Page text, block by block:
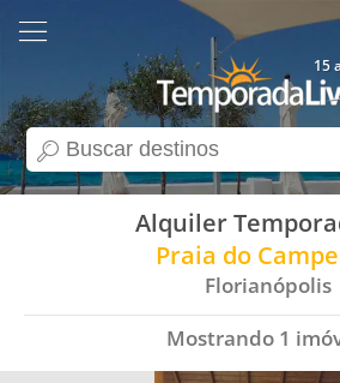
search
15
Alquiler
Praia do
Florianópolis
Mostrando 1